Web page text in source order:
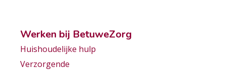
Werken bij BetuweZorg
Huishoudelijke hulp
Verzorgende